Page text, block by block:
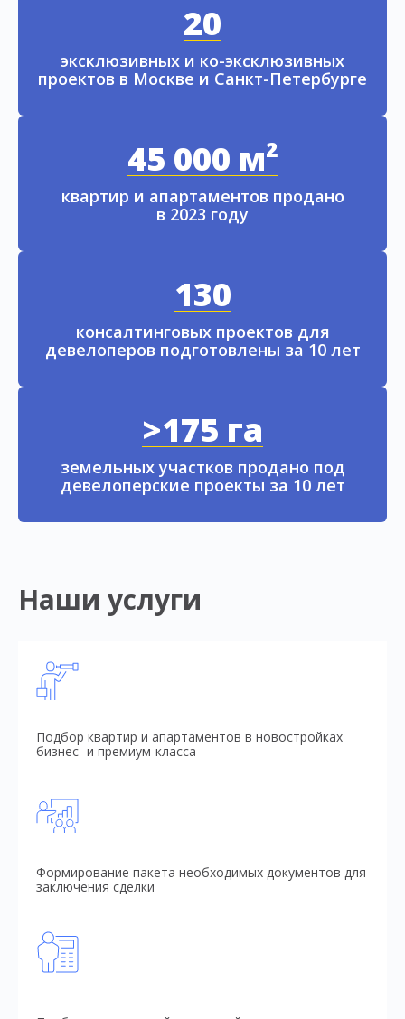
20
эксклюзивных и ко-эксклюзивных
проектов в Москве и Санкт-Петербурге
45 000 м²
квартир и апартаментов продано
в 2023 году
130
консалтинговых проектов для
девелоперов подготовлены за 10 лет
>175 га
земельных участков продано под
девелоперские проекты за 10 лет
Наши услуги
Подбор квартир и апартаментов в новостройках
бизнес- и премиум-класса
Формирование пакета необходимых документов для
заключения сделки